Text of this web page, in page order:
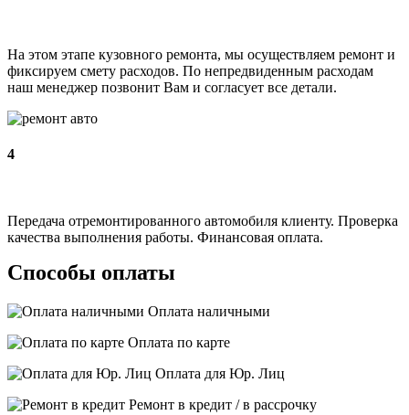
На этом этапе кузовного ремонта, мы осуществляем ремонт и
фиксируем смету расходов. По непредвиденным расходам
наш менеджер позвонит Вам и согласует все детали.
4
Передача отремонтированного автомобиля клиенту. Проверка
качества выполнения работы. Финансовая оплата.
Способы оплаты
Оплата наличными
Оплата по карте
Оплата для Юр. Лиц
Ремонт в кредит / в рассрочку